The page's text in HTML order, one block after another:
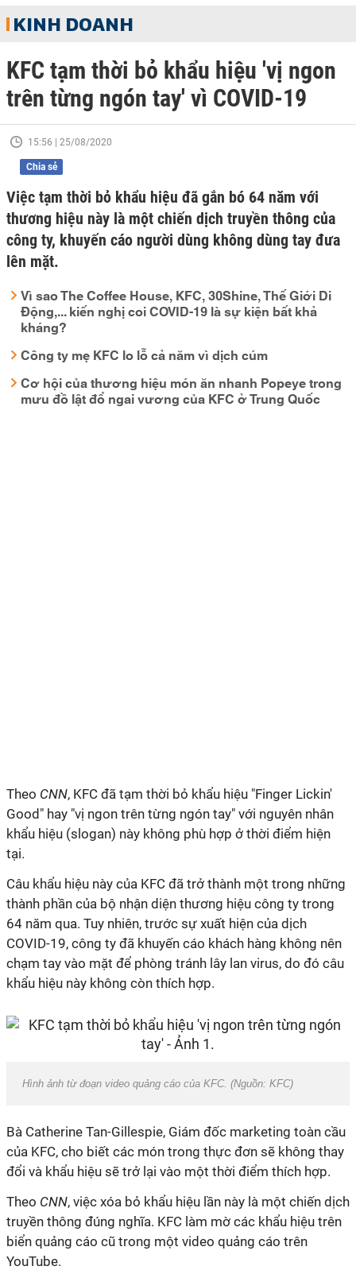
KINH DOANH
KFC tạm thời bỏ khẩu hiệu 'vị ngon
trên từng ngón tay' vì COVID-19
15:56 | 25/08/2020
Chia sẻ
Việc tạm thời bỏ khẩu hiệu đã gắn bó 64 năm với
thương hiệu này là một chiến dịch truyền thông của
công ty, khuyến cáo người dùng không dùng tay đưa
lên mặt.
Vì sao The Coffee House, KFC, 30Shine, Thế Giới Di
Động,... kiến nghị coi COVID-19 là sự kiện bất khả
kháng?
Công ty mẹ KFC lo lỗ cả năm vì dịch cúm
Cơ hội của thương hiệu món ăn nhanh Popeye trong
mưu đồ lật đổ ngai vương của KFC ở Trung Quốc
Theo CNN, KFC đã tạm thời bỏ khẩu hiệu "Finger Lickin'
Good" hay "vị ngon trên từng ngón tay" với nguyên nhân
khẩu hiệu (slogan) này không phù hợp ở thời điểm hiện
tại.
Câu khẩu hiệu này của KFC đã trở thành một trong những
thành phần của bộ nhận diện thương hiệu công ty trong
64 năm qua. Tuy nhiên, trước sự xuất hiện của dịch
COVID-19, công ty đã khuyến cáo khách hàng không nên
chạm tay vào mặt để phòng tránh lây lan virus, do đó câu
khẩu hiệu này không còn thích hợp.
Hình ảnh từ đoạn video quảng cáo của KFC. (Nguồn: KFC)
Bà Catherine Tan-Gillespie, Giám đốc marketing toàn cầu
của KFC, cho biết các món trong thực đơn sẽ không thay
đổi và khẩu hiệu sẽ trở lại vào một thời điểm thích hợp.
Theo CNN, việc xóa bỏ khẩu hiệu lần này là một chiến dịch
truyền thông đúng nghĩa. KFC làm mờ các khẩu hiệu trên
biển quảng cáo cũ trong một video quảng cáo trên
YouTube.